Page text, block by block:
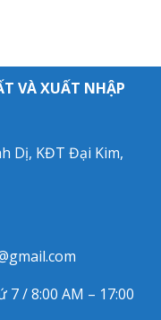
VÀ XUẤT NHẬP
Dị, KĐT Đại Kim,
/ 8:00 AM – 17:00